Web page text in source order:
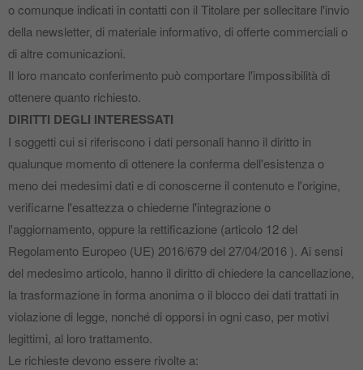
o comunque indicati in contatti con il Titolare per sollecitare l'invio
della newsletter, di materiale informativo, di offerte commerciali o
di altre comunicazioni.
Il loro mancato conferimento può comportare l'impossibilità di
ottenere quanto richiesto.
DIRITTI DEGLI INTERESSATI
I soggetti cui si riferiscono i dati personali hanno il diritto in
qualunque momento di ottenere la conferma dell'esistenza o
meno dei medesimi dati e di conoscerne il contenuto e l'origine,
verificarne l'esattezza o chiederne l'integrazione o
l'aggiornamento, oppure la rettificazione (articolo 12 del
Regolamento Europeo (UE) 2016/679 del 27/04/2016 ). Ai sensi
del medesimo articolo, hanno il diritto di chiedere la cancellazione,
la trasformazione in forma anonima o il blocco dei dati trattati in
violazione di legge, nonché di opporsi in ogni caso, per motivi
legittimi, al loro trattamento.
Le richieste devono essere rivolte a: